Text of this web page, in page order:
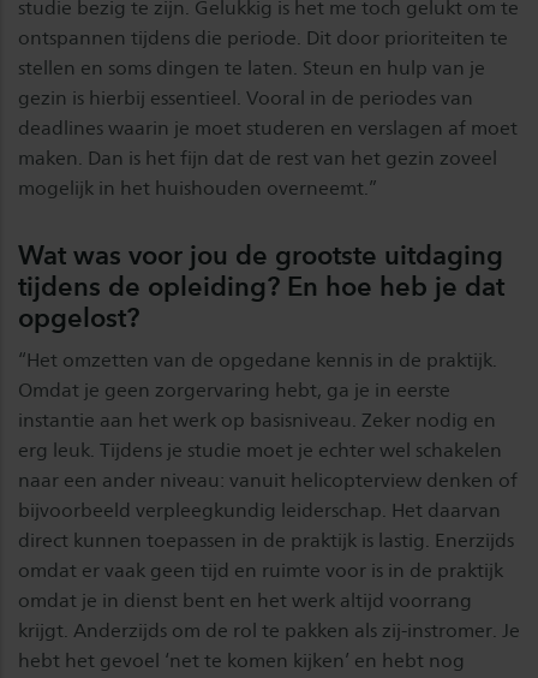
studie bezig te zijn. Gelukkig is het me toch gelukt om te
ontspannen tijdens die periode. Dit door prioriteiten te
stellen en soms dingen te laten. Steun en hulp van je
gezin is hierbij essentieel. Vooral in de periodes van
deadlines waarin je moet studeren en verslagen af moet
maken. Dan is het fijn dat de rest van het gezin zoveel
mogelijk in het huishouden overneemt.”
Wat was voor jou de grootste uitdaging
tijdens de opleiding? En hoe heb je dat
opgelost?
“Het omzetten van de opgedane kennis in de praktijk.
Omdat je geen zorgervaring hebt, ga je in eerste
instantie aan het werk op basisniveau. Zeker nodig en
erg leuk. Tijdens je studie moet je echter wel schakelen
naar een ander niveau: vanuit helicopterview denken of
bijvoorbeeld verpleegkundig leiderschap. Het daarvan
direct kunnen toepassen in de praktijk is lastig. Enerzijds
omdat er vaak geen tijd en ruimte voor is in de praktijk
omdat je in dienst bent en het werk altijd voorrang
krijgt. Anderzijds om de rol te pakken als zij-instromer. Je
hebt het gevoel ‘net te komen kijken’ en hebt nog